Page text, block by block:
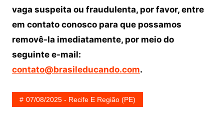
vaga suspeita ou fraudulenta, por favor, entre
em contato conosco para que possamos
removê-la imediatamente, por meio do
seguinte e-mail:
contato@brasileducando.com.
07/08/2025 - Recife E Região (PE)